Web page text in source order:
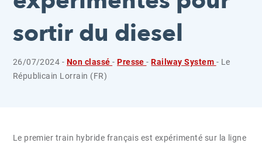
sortir du diesel
26/07/2024 - Non classé-Presse-Railway System - Le
Républicain Lorrain (FR)
Le premier train hybride français est expérimenté sur la ligne